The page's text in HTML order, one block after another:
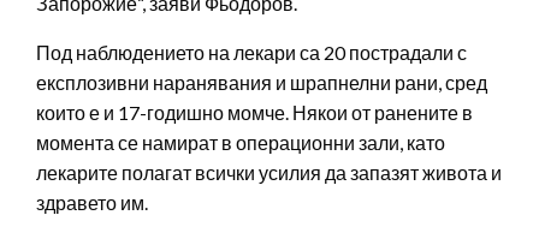
Под наблюдението на лекари са 20 пострадали с
експлозивни наранявания и шрапнелни рани, сред
които е и 17-годишно момче. Някои от ранените в
момента се намират в операционни зали, като
лекарите полагат всички усилия да запазят живота и
здравето им.